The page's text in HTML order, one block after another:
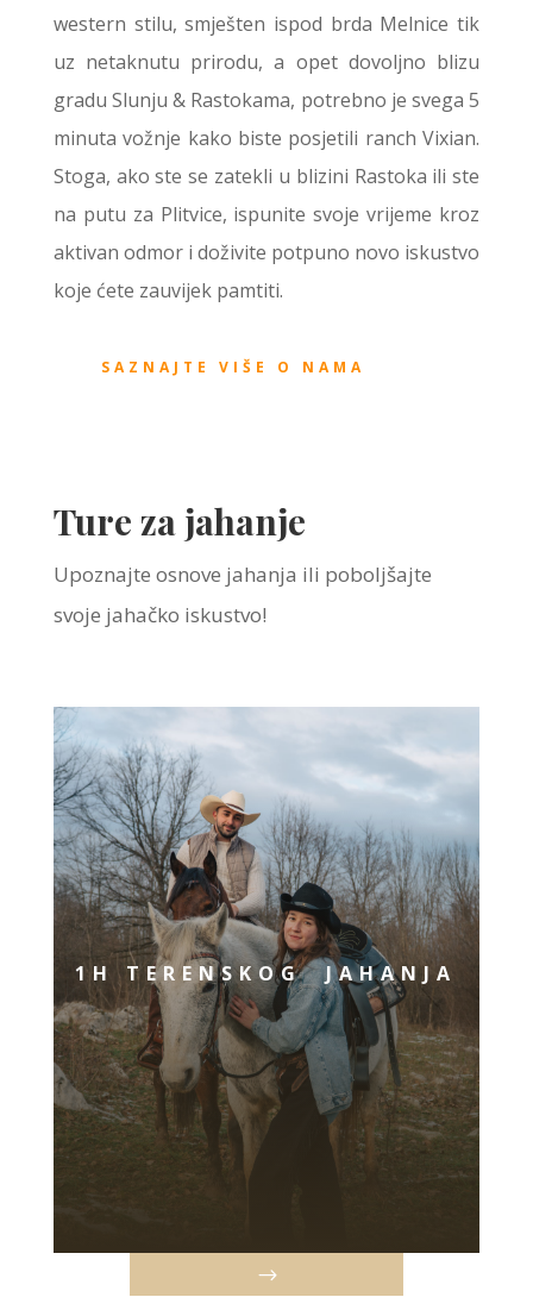
western stilu, smješten ispod brda Melnice tik
uz netaknutu prirodu, a opet dovoljno blizu
gradu Slunju & Rastokama, potrebno je svega 5
minuta vožnje kako biste posjetili ranch Vixian.
Stoga, ako ste se zatekli u blizini Rastoka ili ste
na putu za Plitvice, ispunite svoje vrijeme kroz
aktivan odmor i doživite potpuno novo iskustvo
koje ćete zauvijek pamtiti.
SAZNAJTE VIŠE O NAMA
Ture za jahanje
Upoznajte osnove jahanja ili poboljšajte
svoje jahačko iskustvo!
1H TERENSKOG JAHANJA